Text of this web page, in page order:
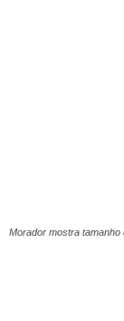
Morador mostra tamanho